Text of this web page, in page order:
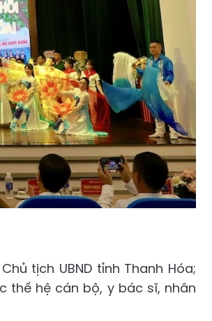
tịch UBND tỉnh Thanh Hóa;
thế hệ cán bộ, y bác sĩ, nhân